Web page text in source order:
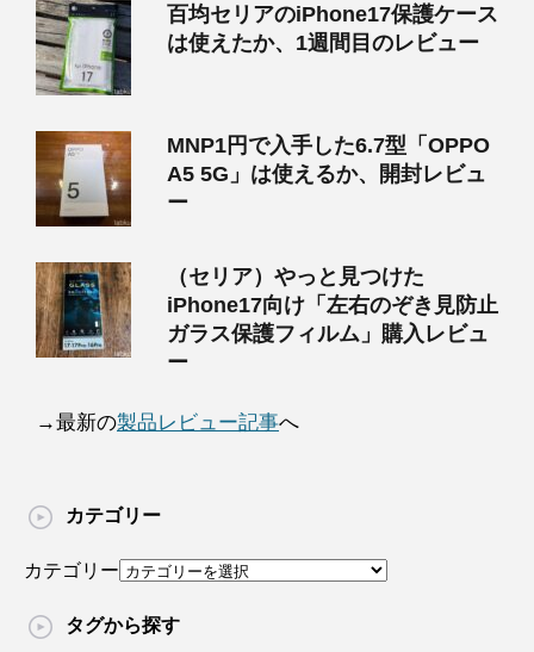
百均セリアのiPhone17保護ケース
は使えたか、1週間目のレビュー
MNP1円で入手した6.7型「OPPO
A5 5G」は使えるか、開封レビュ
ー
（セリア）やっと見つけた
iPhone17向け「左右のぞき見防止
ガラス保護フィルム」購入レビュ
ー
→最新の製品レビュー記事へ
カテゴリー
カテゴリー
タグから探す